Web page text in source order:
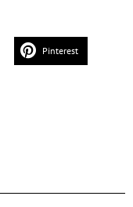
Pinterest